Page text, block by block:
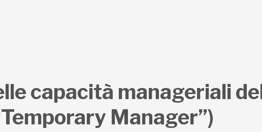
capacità manageriali
Manager”)